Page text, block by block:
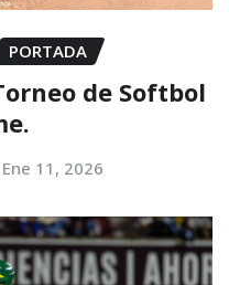
PORTADA
de Softbol
Ene 11, 2026